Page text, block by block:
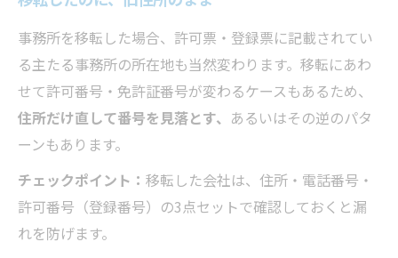
事務所を移転した場合、許可票・登録票に記載されてい
る主たる事務所の所在地も当然変わります。移転にあわ
せて許可番号・免許証番号が変わるケースもあるため、
住所だけ直して番号を見落とす、 あるいはその逆のパタ
ーンもあります。
チェックポイント： 移転した会社は、住所・電話番号・
許可番号（登録番号）の3点セットで確認しておくと漏
れを防げます。